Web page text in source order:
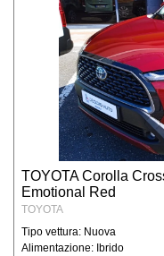
eventuali
sua
è
che il
Finalità
i dati
poter
presenti e
prodotti e/
per
TOYOTA Corolla
Emotional Red
TOYOTA
Tipo vettura: Nuova
Alimentazione: Ibrido